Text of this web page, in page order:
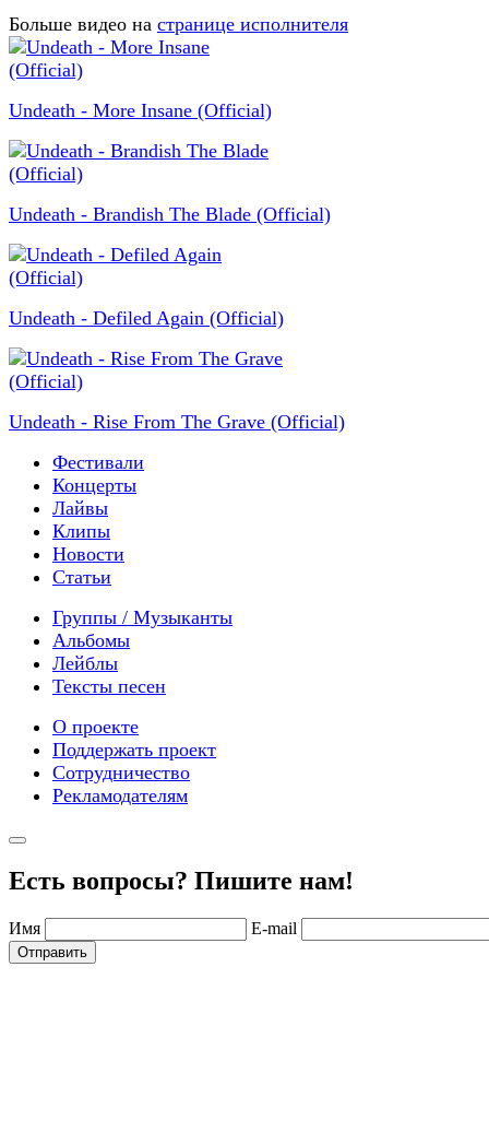
Больше видео на странице исполнителя
Undeath - More Insane (Official)
Undeath - Brandish The Blade (Official)
Undeath - Defiled Again (Official)
Undeath - Rise From The Grave (Official)
Фестивали
Концерты
Лайвы
Клипы
Новости
Статьи
Группы / Музыканты
Альбомы
Лейблы
Тексты песен
О проекте
Поддержать проект
Сотрудничество
Рекламодателям
Есть вопросы? Пишите нам!
Имя E-mail